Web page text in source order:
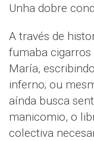
Unha dobre
A través de
fumaba
María,
inferno; ou
aínda busca
manicomio, o
colectiva